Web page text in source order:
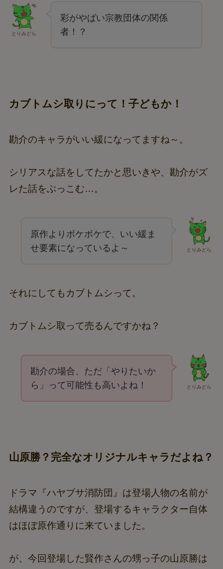
とりみどら
彩がやばい宗教団体の関係
者！？
カブトムシ取りにって！子どもか！
勘介のキャラがいい緩になってますね～。
シリアスな話をしてたかと思いきや、勘介がズ
レた話をぶっこむ…。
とりみどら
原作よりボケボケで、いい緩ま
せ要素になっているよ～
それにしてもカブトムシって。
カブトムシ取って売るんですかね？
とりみどら
勘介の場合、ただ「やりたいか
ら」って可能性も高いよね！
山原勝？完全なオリジナルキャラだよね？
ドラマ『ハヤブサ消防団』は登場人物の名前が
結構違うのですが、登場するキャラクター自体
はほぼ原作通りに来ていました。
が、今回登場した賢作さんの甥っ子の山原勝は